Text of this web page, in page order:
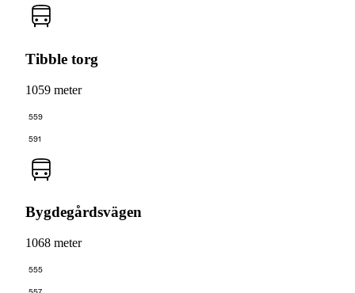
Tibble torg
1059 meter
559
591
Bygdegårdsvägen
1068 meter
555